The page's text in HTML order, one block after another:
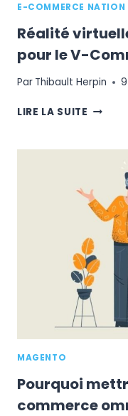
E-COMMERCE NATION
Réalité
pour le V-
Par Thibault Herpin
LIRE LA SUITE RÉALITÉ
V-
MAGENTO
Pourquoi
commerce